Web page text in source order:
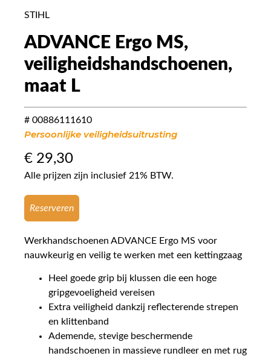
STIHL
ADVANCE Ergo MS,
veiligheidshandschoenen,
maat L
# 00886111610
Persoonlijke veiligheidsuitrusting
€ 29,30
Alle prijzen zijn inclusief 21% BTW.
Reserveren
Werkhandschoenen ADVANCE Ergo MS voor
nauwkeurig en veilig te werken met een kettingzaag
Heel goede grip bij klussen die een hoge
gripgevoeligheid vereisen
Extra veiligheid dankzij reflecterende strepen
en klittenband
Ademende, stevige beschermende
handschoenen in massieve rundleer en met rug